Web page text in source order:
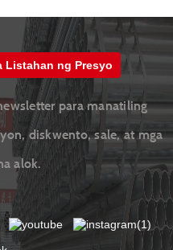
Listahan ng Presyo
para manatiling
diskwento, sale, at mga
alok.